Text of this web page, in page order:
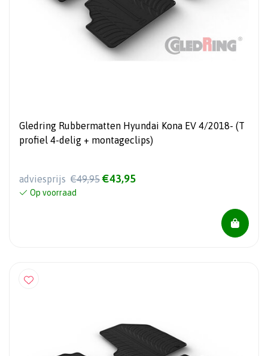
Gledring Rubbermatten Hyundai Kona EV 4/2018- (T
profiel 4-delig + montageclips)
adviesprijs €49,95 €43,95
Op voorraad